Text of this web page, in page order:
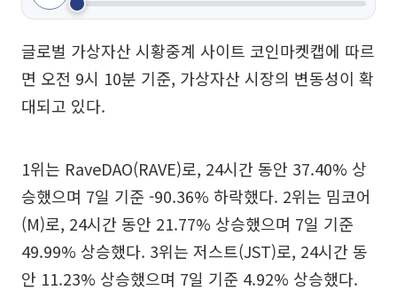
글로벌 가상자산 시황중계 사이트 코인마켓캡에 따르
면 오전 9시 10분 기준, 가상자산 시장의 변동성이 확
대되고 있다.
1위는 RaveDAO(RAVE)로, 24시간 동안 37.40% 상
승했으며 7일 기준 -90.36% 하락했다. 2위는 밈코어
(M)로, 24시간 동안 21.77% 상승했으며 7일 기준
49.99% 상승했다. 3위는 저스트(JST)로, 24시간 동
안 11.23% 상승했으며 7일 기준 4.92% 상승했다.